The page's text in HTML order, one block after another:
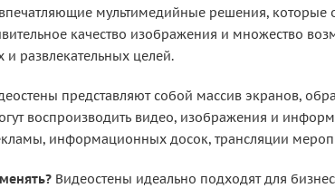
мультимедийные решения,
качество изображения и множество
развлекательных целей.
представляют собой массив экранов,
воспроизводить видео, изображения и
информационных досок, трансляции
Видеостены идеально подходят для